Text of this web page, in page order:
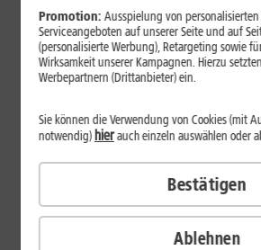
Kindersicherung fürs iPhone:
Zugriff“ verwenden
Bereits jüngere Kinder haben viel Spaß
Lernen mit dem iPhone oder iPad.
eine bestimmte App nutzen soll,
„Geführter Zugriff“ eine effektive
einrichten. Ist diese Funktion
Anwendung nicht beendet und keine
werden. Zudem können Sie
Display sperren. Damit wird verhindert,
Promotion:Ausspielung von
Serviceangeboten auf unserer Seite und auf
(personalisierte Werbung), Retargeting sowie
Wirksamkeit unserer Kampagnen. Hierzu
Werbepartnern (Drittanbieter) ein.
Ablehnen
Sie können die Verwendung von Cookies (mit
notwendig) hierauch einzeln auswählen oder
Bestätigen